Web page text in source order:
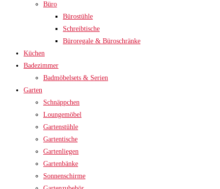
Büro
Bürostühle
Schreibtische
Büroregale & Büroschränke
Küchen
Badezimmer
Badmöbelsets & Serien
Garten
Schnäppchen
Loungemöbel
Gartenstühle
Gartentische
Gartenliegen
Gartenbänke
Sonnenschirme